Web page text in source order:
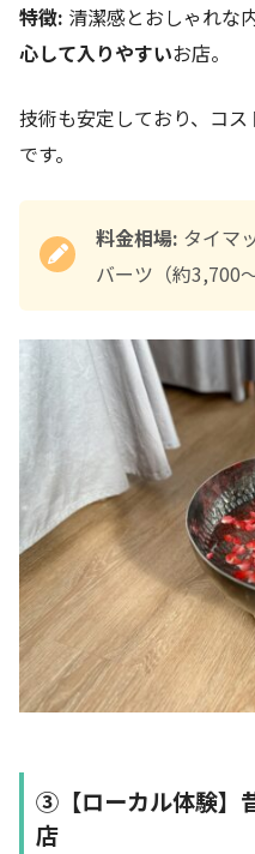
特徴: 清潔感とおしゃれな内
心して入りやすいお店。
技術も安定しており、コ
です。
料金相場: タイマ
バーツ（約3,700
③【ローカル体験】
店